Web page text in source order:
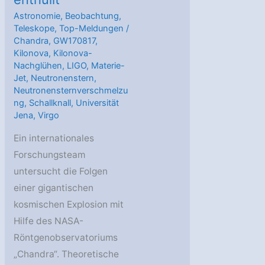
Astronomie, Beobachtung,
Teleskope,Top-Meldungen /
Chandra, GW170817,
Kilonova, Kilonova-
Nachglühen, LIGO, Materie-
Jet, Neutronenstern,
Neutronensternverschmelzu
ng, Schallknall, Universität
Jena,Virgo
Ein internationales
Forschungsteam
untersucht die Folgen
einer gigantischen
kosmischen Explosion mit
Hilfe des NASA-
Röntgenobservatoriums
„Chandra“. Theoretische